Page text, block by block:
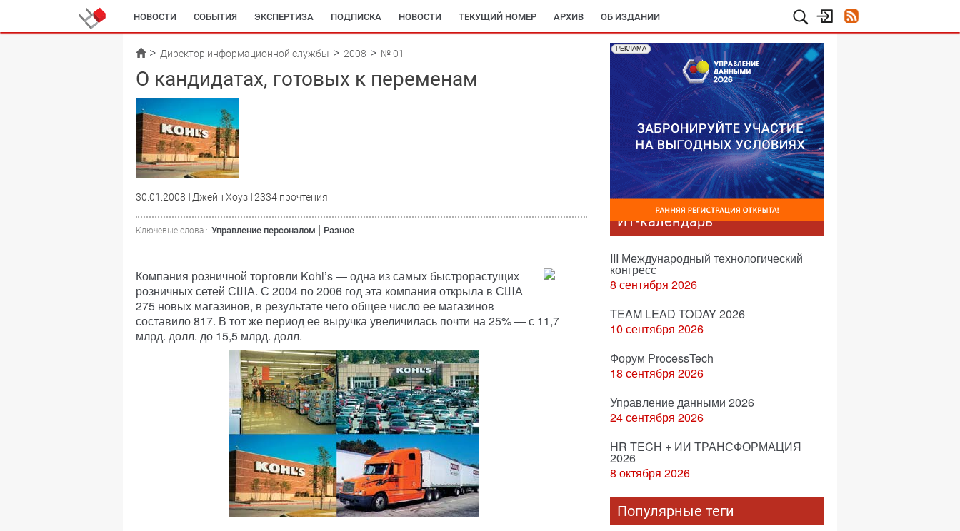
НОВОСТИ СОБЫТИЯ ЭКСПЕРТИЗА ПОДПИСКА НОВОСТИ ТЕКУЩИЙ НОМЕР АРХИВ ОБ ИЗДАНИИ
Директор информационной службы 2008 № 01
О кандидатах, готовых к переменам
30.01.2008 Джейн Хоуз 2334 прочтения
Ключевые слова : Управление персоналом Разное
Компания розничной торговли Kohl’s — одна из самых быстрорастущих
розничных сетей США. С 2004 по 2006 год эта компания открыла в США
275 новых магазинов, в результате чего общее число ее магазинов
составило 817. В тот же период ее выручка увеличилась почти на 25% — с 11,7
млрд. долл. до 15,5 млрд. долл.
РЕКЛАМА
ИТ-календарь
III Международный технологический
конгресс
8 сентября 2026
TEAM LEAD TODAY 2026
10 сентября 2026
Форум ProcessTech
18 сентября 2026
Управление данными 2026
24 сентября 2026
HR TECH + ИИ ТРАНСФОРМАЦИЯ
2026
8 октября 2026
Популярные теги